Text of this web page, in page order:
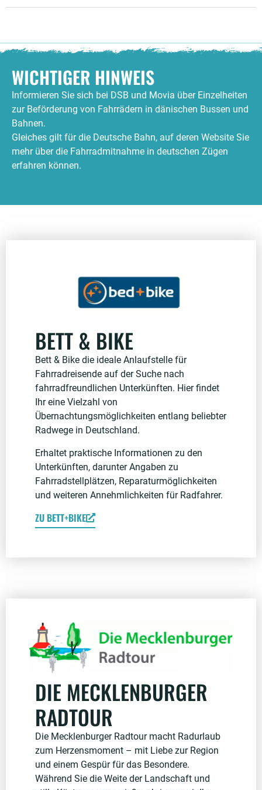
WICHTIGER HINWEIS
Informieren Sie sich bei DSB und Movia über Einzelheiten
zur Beförderung von Fahrrädern in dänischen Bussen und
Bahnen.
Gleiches gilt für die Deutsche Bahn, auf deren Website Sie
mehr über die Fahrradmitnahme in deutschen Zügen
erfahren können.
BETT & BIKE
Bett & Bike die ideale Anlaufstelle für
Fahrradreisende auf der Suche nach
fahrradfreundlichen Unterkünften. Hier findet
Ihr eine Vielzahl von
Übernachtungsmöglichkeiten entlang beliebter
Radwege in Deutschland.
Erhaltet praktische Informationen zu den
Unterkünften, darunter Angaben zu
Fahrradstellplätzen, Reparaturmöglichkeiten
und weiteren Annehmlichkeiten für Radfahrer.
ZU BETT+BIKE
DIE MECKLENBURGER
RADTOUR
Die Mecklenburger Radtour macht Radurlaub
zum Herzensmoment – mit Liebe zur Region
und einem Gespür für das Besondere.
Während Sie die Weite der Landschaft und